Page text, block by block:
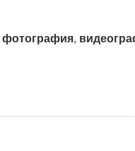
фотография,